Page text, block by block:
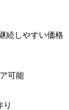
続しやすい価格
可能
り